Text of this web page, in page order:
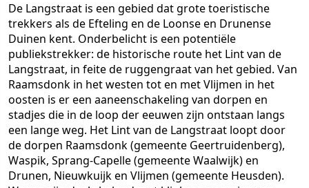
De Langstraat is een gebied dat grote toeristische
trekkers als de Efteling en de Loonse en Drunense
Duinen kent. Onderbelicht is een potentiële
publiekstrekker: de historische route het Lint van de
Langstraat, in feite de ruggengraat van het gebied. Van
Raamsdonk in het westen tot en met Vlijmen in het
oosten is er een aaneenschakeling van dorpen en
stadjes die in de loop der eeuwen zijn ontstaan langs
een lange weg. Het Lint van de Langstraat loopt door
de dorpen Raamsdonk (gemeente Geertruidenberg),
Waspik, Sprang-Capelle (gemeente Waalwijk) en
Drunen, Nieuwkuijk en Vlijmen (gemeente Heusden).